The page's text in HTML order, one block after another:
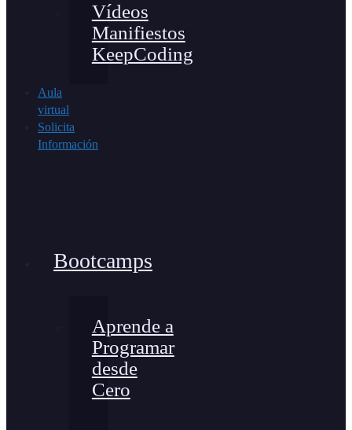
Vídeos
Manifiestos
KeepCoding
Aula
virtual
Solicita
Información
Bootcamps
Aprende a
Programar
desde
Cero